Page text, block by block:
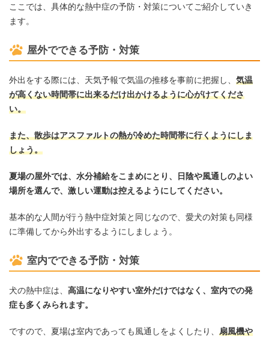
ここでは、具体的な熱中症の予防・対策についてご紹介していき
ます。
屋外でできる予防・対策
外出をする際には、天気予報で気温の推移を事前に把握し、 気温
が高くない時間帯に出来るだけ出かけるように心がけてくださ
い。
また、散歩はアスファルトの熱が冷めた時間帯に行くようにしま
しょう。
夏場の屋外では、水分補給をこまめにとり、日陰や風通しのよい
場所を選んで、激しい運動は控えるようにしてください。
基本的な人間が行う熱中症対策と同じなので、愛犬の対策も同様
に準備してから外出するようにしましょう。
室内でできる予防・対策
犬の熱中症は、 高温になりやすい室外だけではなく、室内での発
症も多くみられます。
ですので、夏場は室内であっても風通しをよくしたり、 扇風機や